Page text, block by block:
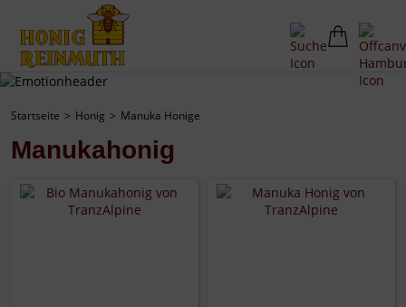
Startseite Honig Manuka Honige
Manukahonig